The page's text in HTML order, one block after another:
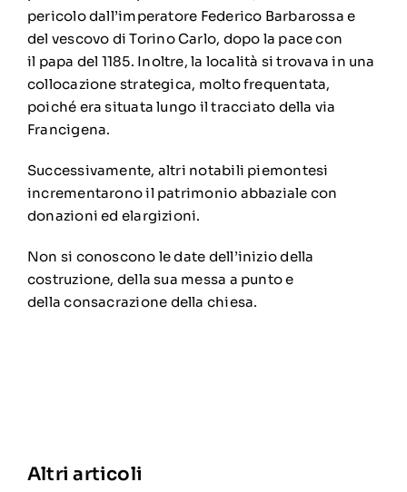
pericolo dall’imperatore Federico Barbarossa e
del vescovo diTorinoCarlo, dopo la pace con
il papa del 1185. Inoltre, la località si trovava in una
collocazione strategica, molto frequentata,
poiché era situata lungo il tracciato della via
Francigena.
Successivamente, altri notabili piemontesi
incrementarono il patrimonio abbaziale con
donazioni ed elargizioni.
Non si conoscono le date dell’inizio della
costruzione, della sua messa a punto e
dellaconsacrazione della chiesa.
Altri articoli